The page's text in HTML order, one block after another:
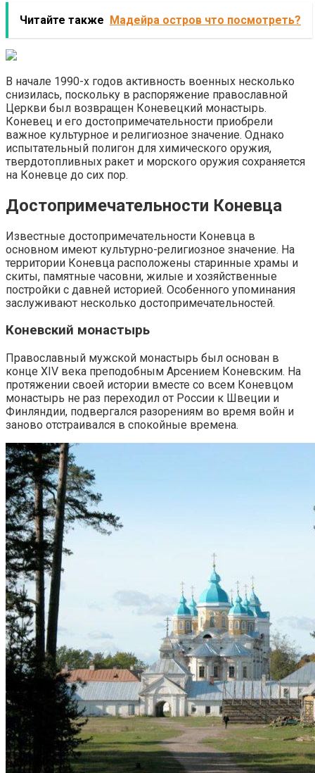
Читайте также Мадейра остров что посмотреть?
В начале 1990-х годов активность военных несколько
снизилась, поскольку в распоряжение православной
Церкви был возвращен Коневецкий монастырь.
Коневец и его достопримечательности приобрели
важное культурное и религиозное значение. Однако
испытательный полигон для химического оружия,
твердотопливных ракет и морского оружия сохраняется
на Коневце до сих пор.
Достопримечательности Коневца
Известные достопримечательности Коневца в
основном имеют культурно-религиозное значение. На
территории Коневца расположены старинные храмы и
скиты, памятные часовни, жилые и хозяйственные
постройки с давней историей. Особенного упоминания
заслуживают несколько достопримечательностей.
Коневский монастырь
Православный мужской монастырь был основан в
конце XIV века преподобным Арсением Коневским. На
протяжении своей истории вместе со всем Коневцом
монастырь не раз переходил от России к Швеции и
Финляндии, подвергался разорениям во время войн и
заново отстраивался в спокойные времена.